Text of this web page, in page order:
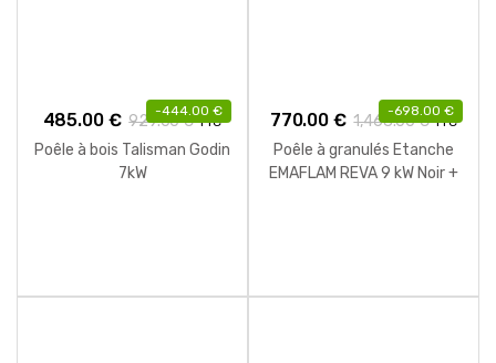
-444.00 €
485.00 € 929.00€ TTC
Poêle à bois Talisman Godin
7kW
-698.00 €
770.00 € 1,468.00€ TTC
Poêle à granulés Etanche
EMAFLAM REVA 9 kW Noir +